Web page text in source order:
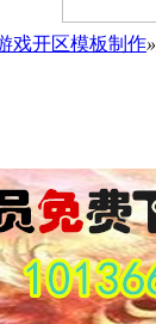
戏开区模板制作»